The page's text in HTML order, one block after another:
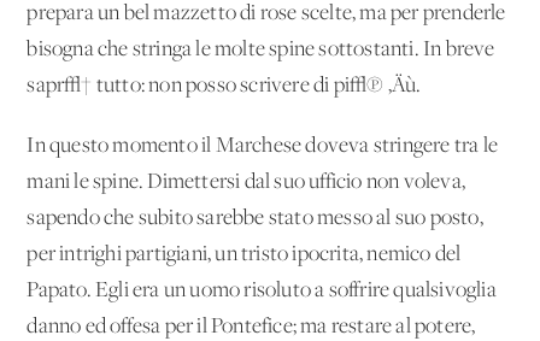
prepara un bel mazzetto di rose scelte, ma per prenderle
bisogna che stringa le molte spine sottostanti. In breve
sapr√† tutto: non posso scrivere di pi√π ‚Äù.
In questo momento il Marchese doveva stringere tra le
mani le spine. Dimettersi dal suo ufficio non voleva,
sapendo che subito sarebbe stato messo al suo posto,
per intrighi partigiani, un tristo ipocrita, nemico del
Papato. Egli era un uomo risoluto a soffrire qualsivoglia
danno ed offesa per il Pontefice; ma restare al potere,